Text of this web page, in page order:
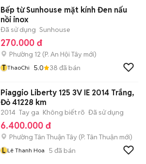
Bếp từ Sunhouse mặt kính Đen nấu
nồi inox
Đã sử dụng Sunhouse
270.000 đ
Phường 12 (P. An Hội Tây mới)
T ThaoChi 5.0 38 đã bán
Piaggio Liberty 125 3V IE 2014 Trắng,
Đỏ 41228 km
2014 Tay ga Không biết rõ Đã sử dụng
6.400.000 đ
Phường Tân Thuận Tây (P. Tân Thuận mới)
L Lê Thanh Hoa 5 đã bán